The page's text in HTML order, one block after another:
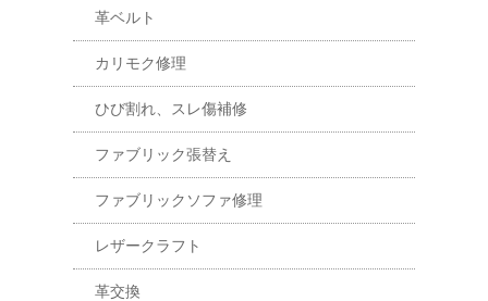
革ベルト
カリモク修理
ひび割れ、スレ傷補修
ファブリック張替え
ファブリックソファ修理
レザークラフト
革交換